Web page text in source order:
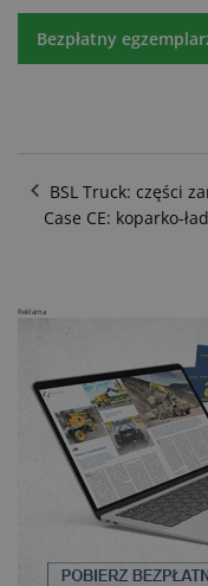
Bezpłatny
BSL Truck: części
Case CE: koparko-
Reklama